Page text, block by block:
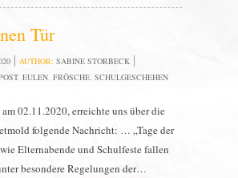
Tür
AUTHOR: SABINE STORBECK
, EULEN, FRÖSCHE, SCHULGESCHEHEN
02.11.2020, erreichte uns über die
folgende Nachricht: … „Tage der
Elternabende und Schulfeste fallen
besondere Regelungen der…